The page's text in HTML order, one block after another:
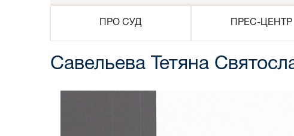
ПРО СУД ПРЕС-ЦЕНТР
Савельева Тетяна